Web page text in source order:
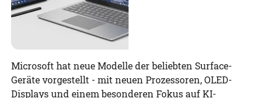
Microsoft hat neue Modelle der beliebten Surface-
Geräte vorgestellt - mit neuen Prozessoren, OLED-
Displays und einem besonderen Fokus auf KI-